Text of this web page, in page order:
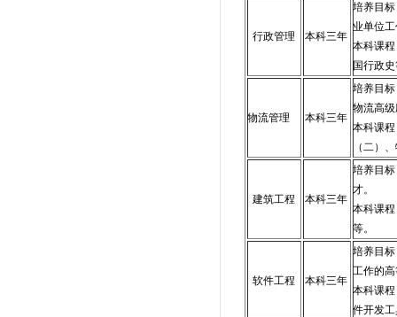
行政管理 本科三年
培养目
业单位
本科课
国行政
物流管理 本科三年
培养目
物流高
本科课
（二）
建筑工程 本科三年
培养目
才。
本科课
等。
软件工程 本科三年
培养目
工作的
本科课
件开发